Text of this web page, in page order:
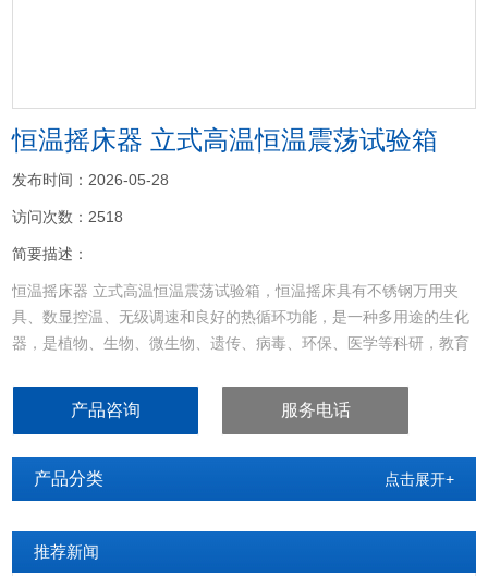
恒温摇床器 立式高温恒温震荡试验箱
发布时间：2026-05-28
访问次数：2518
简要描述：
恒温摇床器 立式高温恒温震荡试验箱，恒温摇床具有不锈钢万用夹
具、数显控温、无级调速和良好的热循环功能，是一种多用途的生化
器，是植物、生物、微生物、遗传、病毒、环保、医学等科研，教育
产品咨询 服务电话
产品分类 点击展开+
推荐新闻